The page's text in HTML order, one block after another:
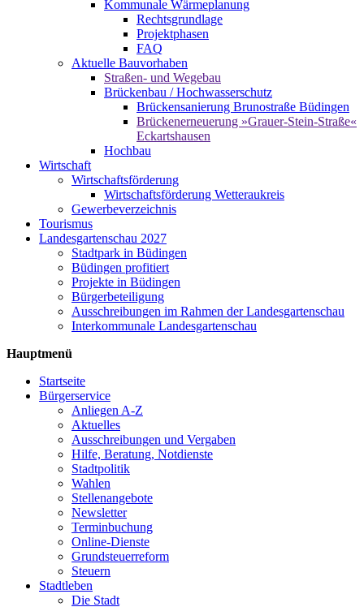
Kommunale Wärmeplanung
Rechtsgrundlage
Projektphasen
FAQ
Aktuelle Bauvorhaben
Straßen- und Wegebau
Brückenbau / Hochwasserschutz
Brückensanierung Brunostraße Büdingen
Brückenerneuerung »Grauer-Stein-Straße«
Eckartshausen
Hochbau
Wirtschaft
Wirtschaftsförderung
Wirtschaftsförderung Wetteraukreis
Gewerbeverzeichnis
Tourismus
Landesgartenschau 2027
Stadtpark in Büdingen
Büdingen profitiert
Projekte in Büdingen
Bürgerbeteiligung
Ausschreibungen im Rahmen der Landesgartenschau
Interkommunale Landesgartenschau
Hauptmenü
Startseite
Bürgerservice
Anliegen A-Z
Aktuelles
Ausschreibungen und Vergaben
Hilfe, Beratung, Notdienste
Stadtpolitik
Wahlen
Stellenangebote
Newsletter
Terminbuchung
Online-Dienste
Grundsteuerreform
Steuern
Stadtleben
Die Stadt